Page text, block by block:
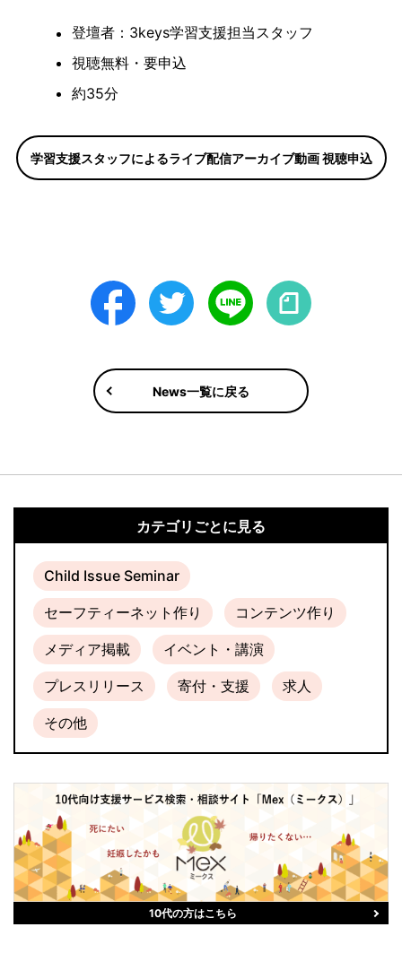
登壇者：3keys学習支援担当スタッフ
視聴無料・要申込
約35分
学習支援スタッフによるライブ配信アーカイブ動画 視聴申込
FacebookTwitter LINE note
News一覧に戻る
カテゴリごとに見る
Child Issue Seminar
セーフティーネット作り コンテンツ作り
メディア掲載 イベント・講演
プレスリリース 寄付・支援 求人
その他
10代の方はこちら